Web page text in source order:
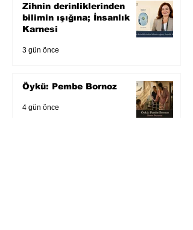
Zihnin derinliklerinden
bilimin ışığına; İnsanlık
Karnesi
3 gün önce
Öykü: Pembe Bornoz
4 gün önce